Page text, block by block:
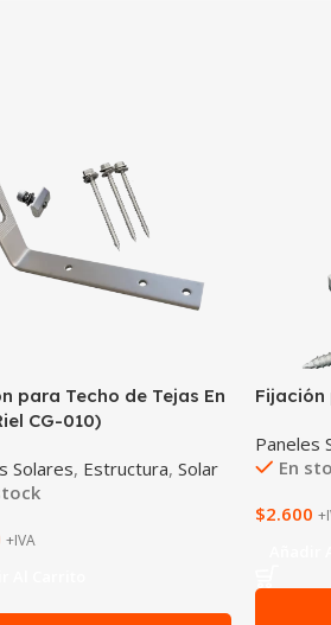
para Techo de Tejas En
CG-010)
Solares, Estructura,Solar
+IVA
Fijación
Paneles
En
$2.600